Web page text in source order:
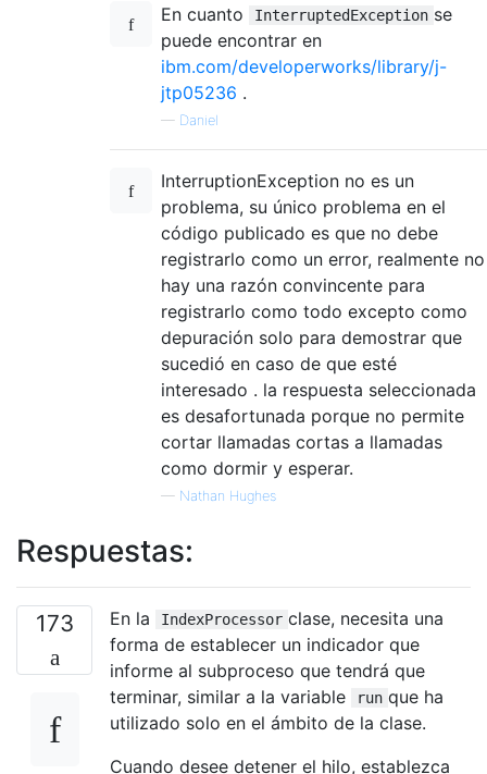
En cuanto
InterruptedException se
puede encontrar en
ibm.com/developerworks/library/j-
jtp05236 .
— Daniel
InterruptionException no es un
problema, su único problema en el
código publicado es que no debe
registrarlo como un error, realmente no
hay una razón convincente para
registrarlo como todo excepto como
depuración solo para demostrar que
sucedió en caso de que esté
interesado . la respuesta seleccionada
es desafortunada porque no permite
cortar llamadas cortas a llamadas
como dormir y esperar.
— Nathan Hughes
Respuestas:
173 En la IndexProcessor clase, necesita una
forma de establecer un indicador que
informe al subproceso que tendrá que
terminar, similar a la variable
run que ha
utilizado solo en el ámbito de la clase.
Cuando desee detener el hilo, establezca